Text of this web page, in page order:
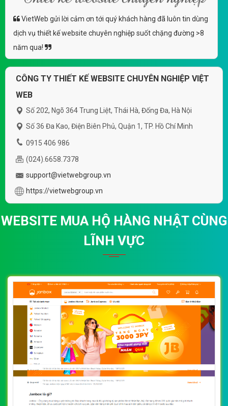
VietWeb gửi lời cảm ơn tới quý khách hàng đã luôn tin dùng
dịch vụ thiết kế website chuyên nghiệp suốt chặng đường >8
năm qua!
CÔNG TY THIẾT KẾ WEBSITE CHUYÊN NGHIỆP VIỆT
WEB
Số 202, Ngõ 364 Trung Liệt, Thái Hà, Đống Đa, Hà Nội
Số 36 Đa Kao, Điện Biên Phủ, Quận 1, TP. Hồ Chí Minh
0915 406 986
(024).6658.7378
support@vietwebgroup.vn
https://vietwebgroup.vn
WEBSITE MUA HỘ HÀNG NHẬT CÙNG
LĨNH VỰC